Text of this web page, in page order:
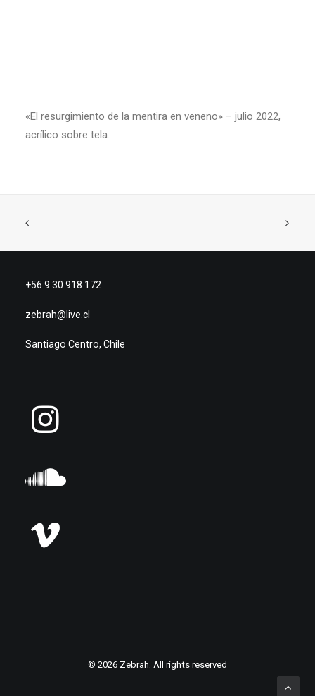
«El resurgimiento de la mentira en veneno» – julio 2022,
acrílico sobre tela.
+56 9 30 918 172
zebrah@live.cl
Santiago Centro, Chile
© 2026 Zebrah. All rights reserved